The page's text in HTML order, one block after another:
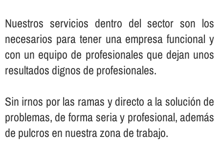
Nuestros servicios dentro del sector son los
necesarios para tener una empresa funcional y
con un equipo de profesionales que dejan unos
resultados dignos de profesionales.
Sin irnos por las ramas y directo a la solución de
problemas, de forma seria y profesional, además
de pulcros en nuestra zona de trabajo.